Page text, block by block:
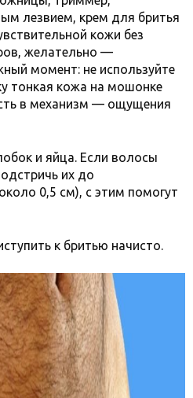
лезвием, крем для бритья
кожи без
желательно —
момент: не используйте
тонкая кожа на мошонке
в механизм — ощущения
и яйца. Если волосы
их до
0,5 см), с этим помогут
к бритью начисто.